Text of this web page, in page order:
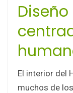
El interior del
muchos de